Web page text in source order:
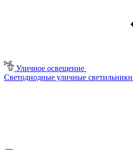
Уличное освещение
Светодиодные уличные светильники